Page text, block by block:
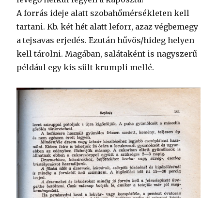
A forrás ideje alatt szobahőmérsékleten kell
tartani. Kb. két hét alatt leforr, azaz végbemegy
a tejsavas erjedés. Ezután hűvös/hideg helyen
kell tárolni. Magában, salátaként is nagyszerű
például egy kis sült krumpli mellé.